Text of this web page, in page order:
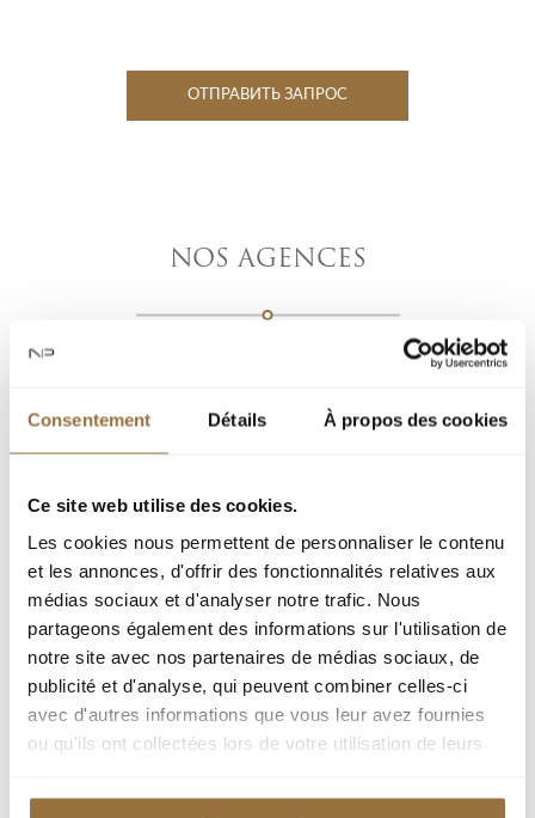
Consentement Détails À propos des cookies
Ce site web utilise des cookies.
Les cookies nous permettent de personnaliser le contenu
et les annonces, d'offrir des fonctionnalités relatives aux
médias sociaux et d'analyser notre trafic. Nous
partageons également des informations sur l'utilisation de
notre site avec nos partenaires de médias sociaux, de
publicité et d'analyse, qui peuvent combiner celles-ci
avec d'autres informations que vous leur avez fournies
ou qu'ils ont collectées lors de votre utilisation de leurs
ОТПРАВИТЬ ЗАПРОС
NOS AGENCES